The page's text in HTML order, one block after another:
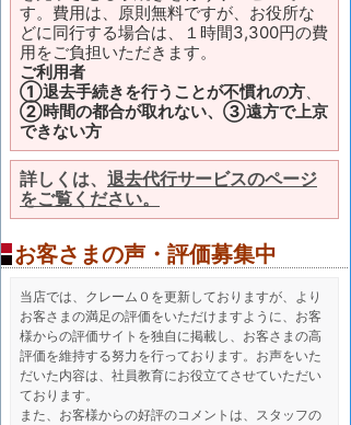
す。費用は、原則無料ですが、お役所な
どに同行する場合は、１時間3,300円の費
用をご負担いただきます。
ご利用者
①退去手続きを行うことが不慣れの方、
②時間の都合が取れない、③遠方で上京
できない方
詳しくは、 退去代行サービスのページ
をご覧ください。
お客さまの声・評価募集中
当店では、クレーム０を更新しておりますが、より
お客さまの満足の評価をいただけますように、お客
様からの評価サイトを独自に掲載し、お客さまの高
評価を維持する努力を行っております。お声をいた
だいた内容は、社員教育にお役立てさせていただい
ております。
また、お客様からの好評のコメントは、スタッフの